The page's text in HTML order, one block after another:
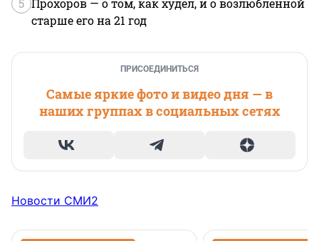
5 Прохоров — о том, как худел, и о возлюбленной
старше его на 21 год
ПРИСОЕДИНИТЬСЯ
Самые яркие фото и видео дня — в
наших группах в социальных сетях
Новости СМИ2